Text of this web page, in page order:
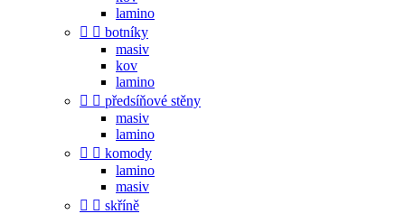
lamino
  botníky
masiv
kov
lamino
  předsíňové stěny
masiv
lamino
  komody
lamino
masiv
  skříně